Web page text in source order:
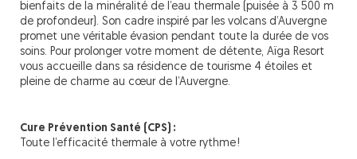
bienfaits de la minéralité de l’eau thermale (puisée à 3 500 m
de profondeur). Son cadre inspiré par les volcans d’Auvergne
promet une véritable évasion pendant toute la durée de vos
soins. Pour prolonger votre moment de détente, Aïga Resort
vous accueille dans sa résidence de tourisme 4 étoiles et
pleine de charme au cœur de l’Auvergne.
Cure Prévention Santé (CPS) :
Toute l’efficacité thermale à votre rythme !